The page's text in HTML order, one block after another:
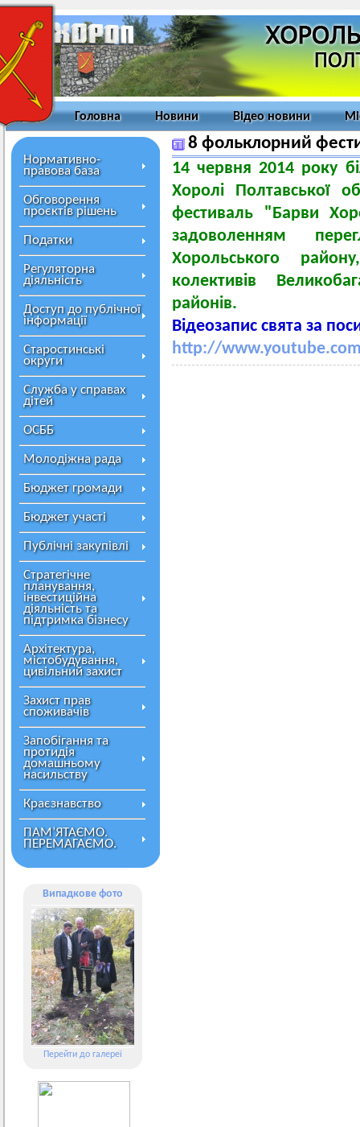
Головна Новини Відео новини
Нормативно-
правова база
Обговорення
проєктів рішень
Податки
Регуляторна
діяльність
Доступ до публічної
інформації
Старостинські
округи
Служба у справах
дітей
ОСББ
Молодіжна рада
Бюджет громади
Бюджет участі
Публічні закупівлі
Стратегічне
планування,
інвестиційна
діяльність та
підтримка бізнесу
Архітектура,
містобудування,
цивільний захист
Захист прав
споживачів
Запобігання та
протидія
домашньому
насильству
Краєзнавство
ПАМ’ЯТАЄМО.
ПЕРЕМАГАЄМО.
Випадкове фото
Перейти до галереї
8 фольклорний
14 червня 2014 року
Хоролі Полтавської
фестиваль "Барви
задоволенням
Хорольського
колективів
районів.
Відеозапис свята за
http://